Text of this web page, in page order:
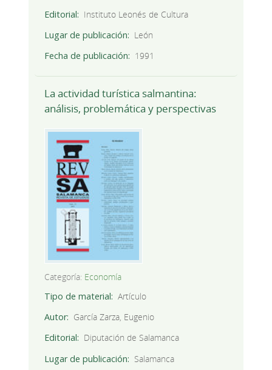
Editorial
Instituto Leonés de Cultura
Lugar de publicación
León
Fecha de publicación
1991
La actividad turística salmantina:
análisis, problemática y perspectivas
Categoría: Economía
Tipo de material
Artículo
Autor
García Zarza, Eugenio
Editorial
Diputación de Salamanca
Lugar de publicación
Salamanca